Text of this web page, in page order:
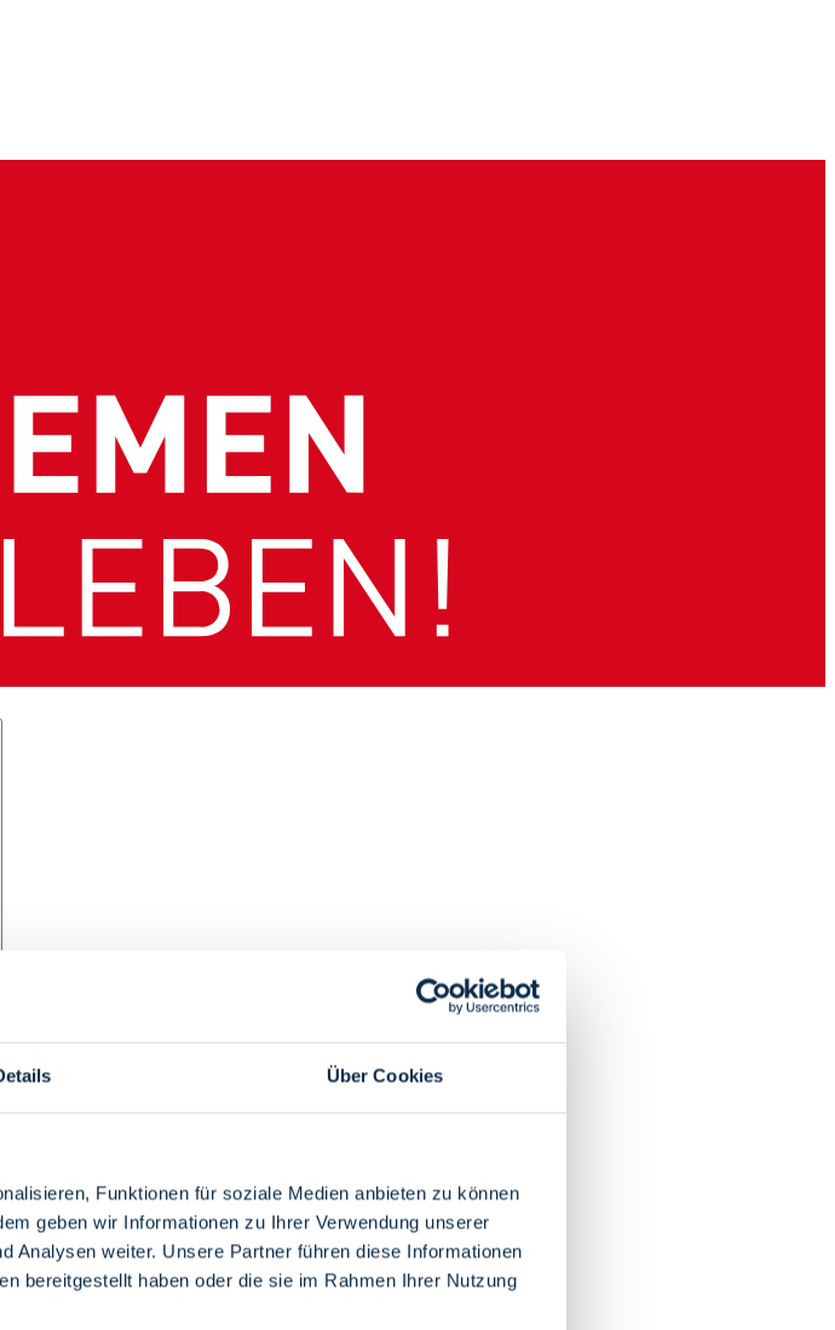
Über Cookies
Funktionen für soziale Medien anbieten zu können
geben wir Informationen zu Ihrer Verwendung unserer
Analysen weiter. Unsere Partner führen diese Informationen
bereitgestellt haben oder die sie im Rahmen Ihrer Nutzung